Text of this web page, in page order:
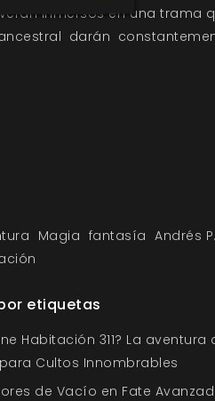
inmersos en una trama
darán
Magia fantasía Andrés P.
etiquetas
Habitación 311? La aventura
Cultos Innombrables
de Vacío en Fate